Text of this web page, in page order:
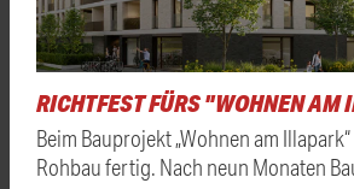
RICHTFEST FÜRS "WOHNEN AM
Beim Bauprojekt „Wohnen am
Rohbau fertig. Nach neun Monaten